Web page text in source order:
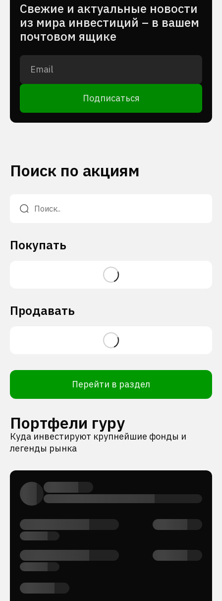
Cвежие и актуальные новости
из мира инвестиций – в вашем
почтовом ящике
Подписаться
Поиск по акциям
Покупать
Продавать
Перейти в раздел
Портфели гуру
Куда инвестируют крупнейшие фонды и
легенды рынка